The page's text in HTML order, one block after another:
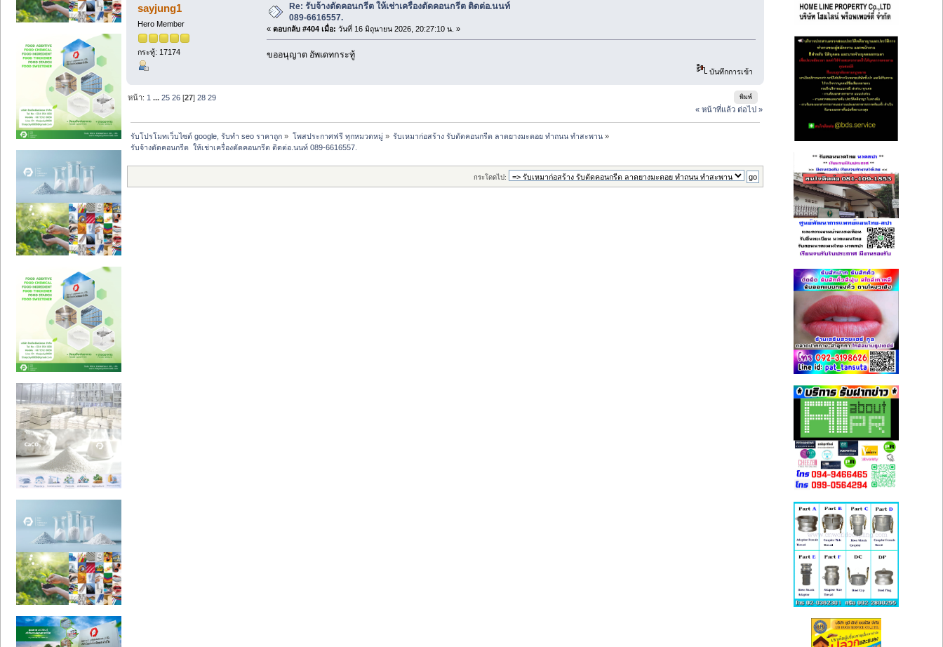
sayjung1
Hero Member
กระทู้: 17174
Re: รับจ้างตัดคอนกรีต ให้เช่าเครื่องตัดคอนกรีต ติดต่อ.นนท์
089-6616557.
« ตอบกลับ #404 เมื่อ: วันที่ 16 มิถุนายน 2026, 20:27:10 น. »
ขออนุญาต อัพเดทกระทู้
บันทึกการเข้า
พิมพ์
หน้า: 1 ...25 26 [27]28 29
« หน้าที่แล้ว ต่อไป »
รับโปรโมทเว็บไซต์ google, รับทำ seo ราคาถูก » โพสประกาศฟรี ทุกหมวดหมู่» รับเหมาก่อสร้าง รับตัดคอนกรีต ลาดยางมะตอย ทำถนน ทำสะพาน»
รับจ้างตัดคอนกรีต  ให้เช่าเครื่องตัดคอนกรีต ติดต่อ.นนท์ 089-6616557.
กระโดดไป: